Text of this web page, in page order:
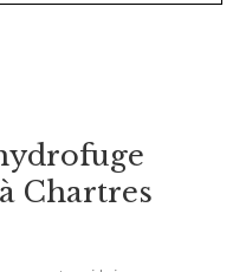
Chartres